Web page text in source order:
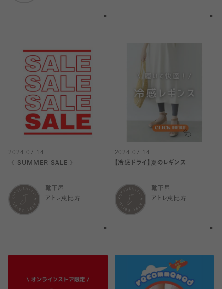
2024.07.14
《 SUMMER SALE 》
靴下屋
アトレ恵比寿
2024.07.14
【冷感ドライ】夏のレギンス
靴下屋
アトレ恵比寿